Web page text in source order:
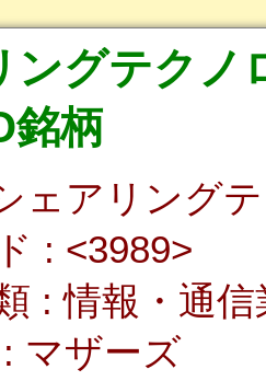
ングテクノ
銘柄
ェアリング
: <3989>
: 情報・通信
マザーズ